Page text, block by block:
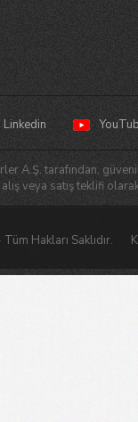
Linkedin
A.Ş. tarafından,
veya satış teklifi
Hakları Saklıdır.